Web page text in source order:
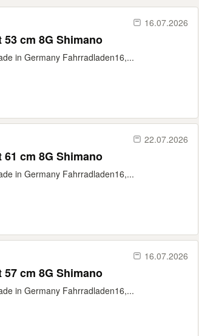
16.07.2026
cm 8G Shimano
in Germany Fahrradladen16,...
22.07.2026
cm 8G Shimano
in Germany Fahrradladen16,...
16.07.2026
cm 8G Shimano
in Germany Fahrradladen16,...